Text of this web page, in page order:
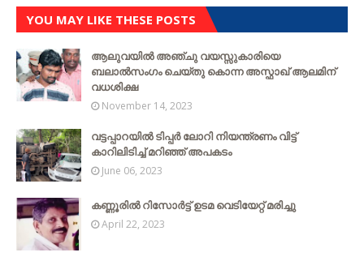
YOU MAY LIKE THESE POSTS
ആലുവയിൽ അഞ്ചു വയസ്സുകാരിയെ
ബലാൽസംഗം ചെയ്‌തു കൊന്ന അസ്ഫാഖ് ആലമിന്
വധശിക്ഷ
November 14, 2023
വട്ടപ്പാറയില്‍ ടിപ്പര്‍ ലോറി നിയന്ത്രണം വിട്ട്
കാറിലിടിച്ച് മറിഞ്ഞ് അപകടം
June 06, 2023
കണ്ണൂരിൽ റിസോർട്ട് ഉടമ വെടിയേറ്റ് മരിച്ചു
April 22, 2023